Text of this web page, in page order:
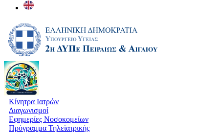
Κίνητρα Ιατρών
Διαγωνισμοί
Εφημερίες Νοσοκομείων
Πρόγραμμα Τηλεϊατρικής